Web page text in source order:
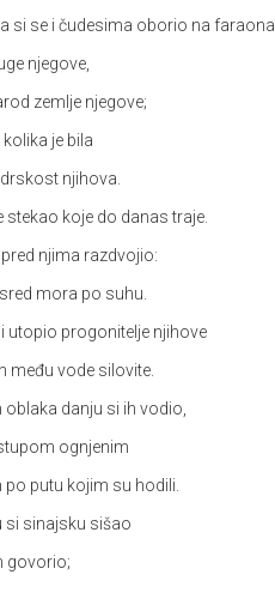
si se i čudesima oborio na faraona
njegove,
zemlje njegove;
je bila
njihova.
stekao koje do danas traje.
njima razdvojio:
mora po suhu.
utopio progonitelje njihove
među vode silovite.
oblaka danju si ih vodio,
ognjenim
po putu kojim su hodili.
si sinajsku sišao
govorio;